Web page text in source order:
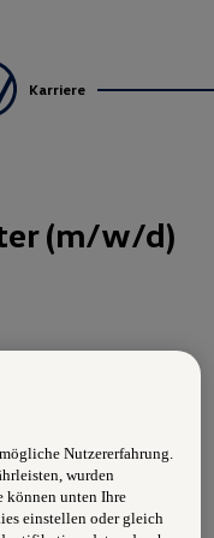
Karriere
(m/w/d)
Reifen
Nutzererfahrung.
wurden
können unten Ihre
einstellen oder gleich